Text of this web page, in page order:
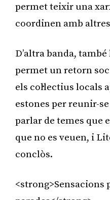
permet teixir una
coordinen amb
D’altra banda,
permet un retorn
els col·lectius locals
estones per reunir-
parlar de temes que
que no es veuen, i
conclòs.
<strong>Sensacions